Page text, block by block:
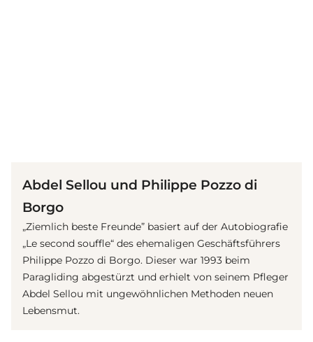
Abdel Sellou und Philippe Pozzo di
Borgo
„Ziemlich beste Freunde” basiert auf der Autobiografie
„Le second souffle“ des ehemaligen Geschäftsführers
Philippe Pozzo di Borgo. Dieser war 1993 beim
Paragliding abgestürzt und erhielt von seinem Pfleger
Abdel Sellou mit ungewöhnlichen Methoden neuen
Lebensmut.